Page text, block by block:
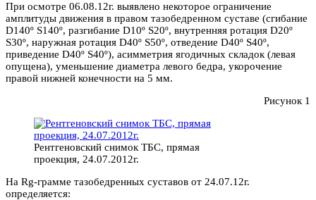
При осмотре 06.08.12г. выявлено некоторое ограничение
амплитуды движения в правом тазобедренном суставе (сгибание
D140º S140º, разгибание D10º S20º, внутренняя ротация D20º
S30º, наружная ротация D40º S50º, отведение D40º S40º,
приведение D40º S40º), асимметрия ягодичных складок (левая
опущена), уменьшение диаметра левого бедра, укорочение
правой нижней конечности на 5 мм.
Рисунок 1
Рентгеновский снимок ТБС, прямая
проекция, 24.07.2012г.
На Rg-грамме тазобедренных суставов от 24.07.12г.
определяется: